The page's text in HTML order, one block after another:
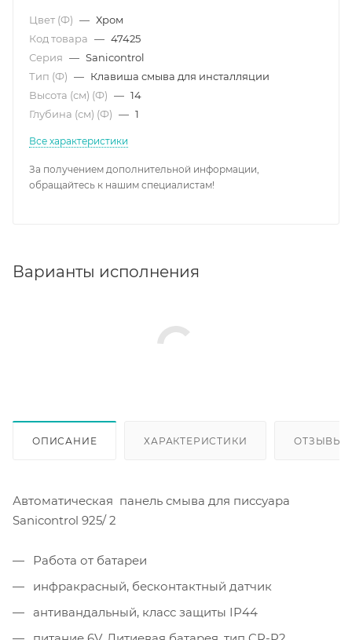
Цвет (Ф) — Хром
Код товара — 47425
Серия — Sanicontrol
Тип (Ф) — Клавиша смыва для инсталляции
Высота (см) (Ф) — 14
Глубина (см) (Ф) — 1
Все характеристики
За получением дополнительной информации,
обращайтесь к нашим специалистам!
Варианты исполнения
ОПИСАНИЕ ХАРАКТЕРИСТИКИ ОТЗЫВЫ
Автоматическая панель смыва для писсуара
Sanicontrol 925/ 2
Работа от батареи
инфракрасный, бесконтактный датчик
антивандальный, класс защиты IP44